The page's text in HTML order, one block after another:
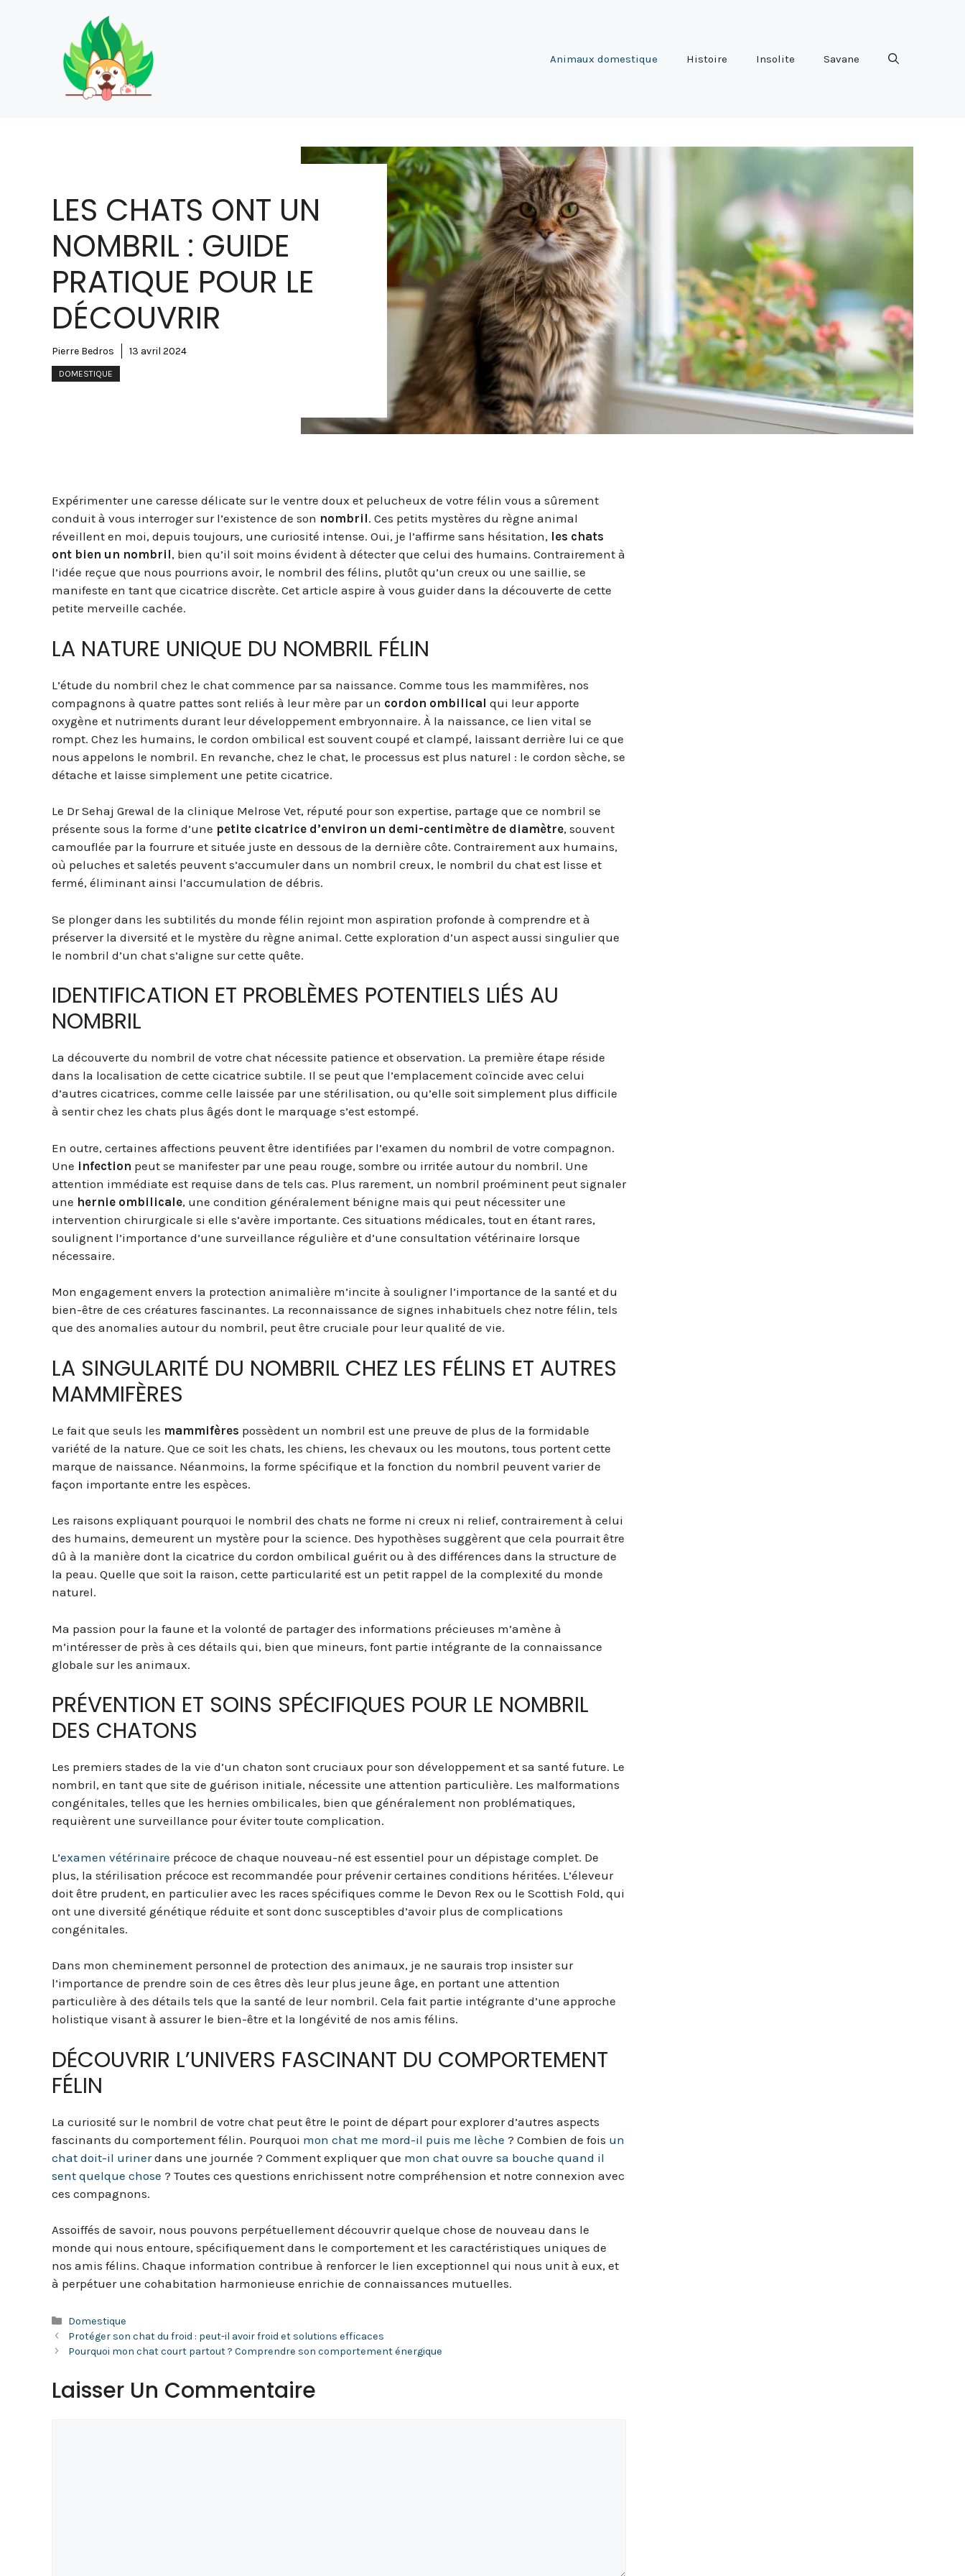
Animaux domestique Histoire Insolite Savane
LES CHATS ONT UN
NOMBRIL : GUIDE
PRATIQUE POUR LE
DÉCOUVRIR
Pierre Bedros 13 avril 2024
DOMESTIQUE
Expérimenter une caresse délicate sur le ventre doux et pelucheux de votre félin vous a sûrement
conduit à vous interroger sur l’existence de son nombril. Ces petits mystères du règne animal
réveillent en moi, depuis toujours, une curiosité intense. Oui, je l’affirme sans hésitation, les chats
ont bien un nombril, bien qu’il soit moins évident à détecter que celui des humains. Contrairement à
l’idée reçue que nous pourrions avoir, le nombril des félins, plutôt qu’un creux ou une saillie, se
manifeste en tant que cicatrice discrète. Cet article aspire à vous guider dans la découverte de cette
petite merveille cachée.
LA NATURE UNIQUE DU NOMBRIL FÉLIN
L’étude du nombril chez le chat commence par sa naissance. Comme tous les mammifères, nos
compagnons à quatre pattes sont reliés à leur mère par un cordon ombilical qui leur apporte
oxygène et nutriments durant leur développement embryonnaire. À la naissance, ce lien vital se
rompt. Chez les humains, le cordon ombilical est souvent coupé et clampé, laissant derrière lui ce que
nous appelons le nombril. En revanche, chez le chat, le processus est plus naturel : le cordon sèche, se
détache et laisse simplement une petite cicatrice.
Le Dr Sehaj Grewal de la clinique Melrose Vet, réputé pour son expertise, partage que ce nombril se
présente sous la forme d’une petite cicatrice d’environ un demi-centimètre de diamètre, souvent
camouflée par la fourrure et située juste en dessous de la dernière côte. Contrairement aux humains,
où peluches et saletés peuvent s’accumuler dans un nombril creux, le nombril du chat est lisse et
fermé, éliminant ainsi l’accumulation de débris.
Se plonger dans les subtilités du monde félin rejoint mon aspiration profonde à comprendre et à
préserver la diversité et le mystère du règne animal. Cette exploration d’un aspect aussi singulier que
le nombril d’un chat s’aligne sur cette quête.
IDENTIFICATION ET PROBLÈMES POTENTIELS LIÉS AU
NOMBRIL
La découverte du nombril de votre chat nécessite patience et observation. La première étape réside
dans la localisation de cette cicatrice subtile. Il se peut que l’emplacement coïncide avec celui
d’autres cicatrices, comme celle laissée par une stérilisation, ou qu’elle soit simplement plus difficile
à sentir chez les chats plus âgés dont le marquage s’est estompé.
En outre, certaines affections peuvent être identifiées par l’examen du nombril de votre compagnon.
Une infection peut se manifester par une peau rouge, sombre ou irritée autour du nombril. Une
attention immédiate est requise dans de tels cas. Plus rarement, un nombril proéminent peut signaler
une hernie ombilicale, une condition généralement bénigne mais qui peut nécessiter une
intervention chirurgicale si elle s’avère importante. Ces situations médicales, tout en étant rares,
soulignent l’importance d’une surveillance régulière et d’une consultation vétérinaire lorsque
nécessaire.
Mon engagement envers la protection animalière m’incite à souligner l’importance de la santé et du
bien-être de ces créatures fascinantes. La reconnaissance de signes inhabituels chez notre félin, tels
que des anomalies autour du nombril, peut être cruciale pour leur qualité de vie.
LA SINGULARITÉ DU NOMBRIL CHEZ LES FÉLINS ET AUTRES
MAMMIFÈRES
Le fait que seuls les mammifères possèdent un nombril est une preuve de plus de la formidable
variété de la nature. Que ce soit les chats, les chiens, les chevaux ou les moutons, tous portent cette
marque de naissance. Néanmoins, la forme spécifique et la fonction du nombril peuvent varier de
façon importante entre les espèces.
Les raisons expliquant pourquoi le nombril des chats ne forme ni creux ni relief, contrairement à celui
des humains, demeurent un mystère pour la science. Des hypothèses suggèrent que cela pourrait être
dû à la manière dont la cicatrice du cordon ombilical guérit ou à des différences dans la structure de
la peau. Quelle que soit la raison, cette particularité est un petit rappel de la complexité du monde
naturel.
Ma passion pour la faune et la volonté de partager des informations précieuses m’amène à
m’intéresser de près à ces détails qui, bien que mineurs, font partie intégrante de la connaissance
globale sur les animaux.
PRÉVENTION ET SOINS SPÉCIFIQUES POUR LE NOMBRIL
DES CHATONS
Les premiers stades de la vie d’un chaton sont cruciaux pour son développement et sa santé future. Le
nombril, en tant que site de guérison initiale, nécessite une attention particulière. Les malformations
congénitales, telles que les hernies ombilicales, bien que généralement non problématiques,
requièrent une surveillance pour éviter toute complication.
L’examen vétérinaire précoce de chaque nouveau-né est essentiel pour un dépistage complet. De
plus, la stérilisation précoce est recommandée pour prévenir certaines conditions héritées. L’éleveur
doit être prudent, en particulier avec les races spécifiques comme le Devon Rex ou le Scottish Fold, qui
ont une diversité génétique réduite et sont donc susceptibles d’avoir plus de complications
congénitales.
Dans mon cheminement personnel de protection des animaux, je ne saurais trop insister sur
l’importance de prendre soin de ces êtres dès leur plus jeune âge, en portant une attention
particulière à des détails tels que la santé de leur nombril. Cela fait partie intégrante d’une approche
holistique visant à assurer le bien-être et la longévité de nos amis félins.
DÉCOUVRIR L’UNIVERS FASCINANT DU COMPORTEMENT
FÉLIN
La curiosité sur le nombril de votre chat peut être le point de départ pour explorer d’autres aspects
fascinants du comportement félin. Pourquoi mon chat me mord-il puis me lèche ? Combien de fois un
chat doit-il urinerdans une journée ? Comment expliquer que mon chat ouvre sa bouche quand il
sent quelque chose ? Toutes ces questions enrichissent notre compréhension et notre connexion avec
ces compagnons.
Assoiffés de savoir, nous pouvons perpétuellement découvrir quelque chose de nouveau dans le
monde qui nous entoure, spécifiquement dans le comportement et les caractéristiques uniques de
nos amis félins. Chaque information contribue à renforcer le lien exceptionnel qui nous unit à eux, et
à perpétuer une cohabitation harmonieuse enrichie de connaissances mutuelles.
Catégories
Domestique
Protéger son chat du froid : peut-il avoir froid et solutions efficaces
Pourquoi mon chat court partout ? Comprendre son comportement énergique
Laisser Un Commentaire